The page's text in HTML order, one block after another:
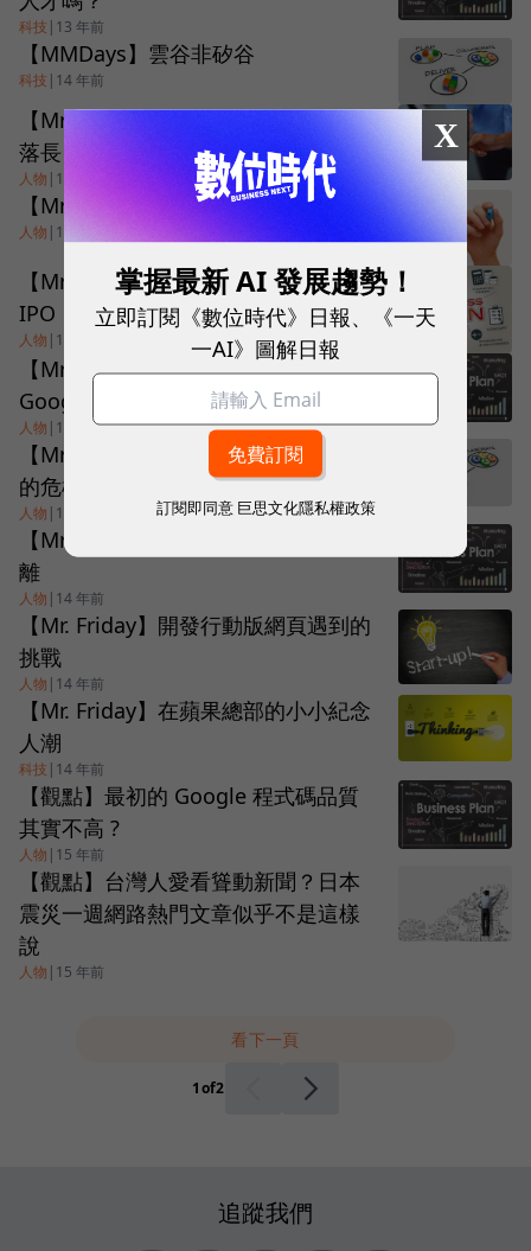
科技 | 13 年前
【MMDays】雲谷非矽谷
科技 | 14 年前
【Mr. Friday】我看 Now.in 爭議 （落
落長）
人物 | 14 年前
【Mr. Friday】連做夢的勇氣都沒了
人物 | 14 年前
【Mr. Friday】從小處看 Facebook
IPO
人物 | 14 年前
【Mr. Friday】食之無謂棄之可惜的
Google 搜尋+
人物 | 14 年前
【Mr. Friday】現在進行式~美國郵局
的危機
人物 | 14 年前
【Mr. Friday】Apple 與專利蟑螂的距
離
人物 | 14 年前
【Mr. Friday】開發行動版網頁遇到的
挑戰
人物 | 14 年前
【Mr. Friday】在蘋果總部的小小紀念
人潮
科技 | 14 年前
【觀點】最初的 Google 程式碼品質
其實不高 ?
人物 | 15 年前
【觀點】台灣人愛看聳動新聞？日本
震災一週網路熱門文章似乎不是這樣
說
人物 | 15 年前
看下一頁
1of2
追蹤我們
X
掌握最新 AI 發展趨勢！
立即訂閱《數位時代》日報、《一天
一AI》圖解日報
訂閱即同意 巨思文化隱私權政策